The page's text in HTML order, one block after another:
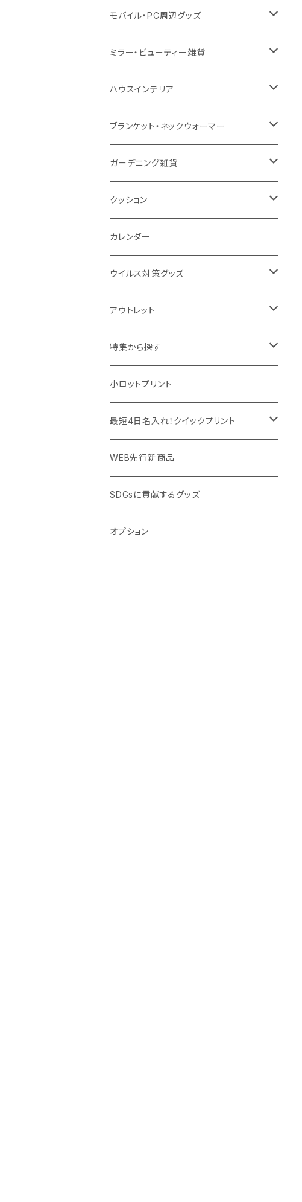
スウェット
保冷
EVA
防水
ナイロン
リネン
バンブータンブラー
コーヒー配合タンブラー
カスタムデザインタンブラー
コーヒー配合
プラスチック
陶器
磁器マグ・湯呑
カスタムデザイン
コースター
ドリンク用品
保存容器
キッチンツール
多機能ペン
ペンケース
メモ
ノート
付箋
トレイ
パットカバー、ブックカバー
IDケース、パスケース、コインケース
デスク周辺
防災セット
ラジオ・スピーカー
ハンディライト
デスクライト
付属ライト
ランタン
非常食
モバイル・PC周辺グッズ
チャージャー
充電器
モバイルスタンド
モバイルリング
アクセサリー・スマホケース
タッチペン
USBケーブル・ハブ
イヤホン・ヘッドフォン
マウスパッド
モバイル周辺グッズ
PC周辺グッズ
ミラー・ビューティー雑貨
折りたたみ式ミラー
スライド式ミラー
ケース付きミラー
手持ちミラー
ビューティー雑貨
ハウスインテリア
ピクチャーボード、ポスター
フォトフレーム、スタンド
キーホルダー
時計
ブランケット・ネックウォーマー
ブランケット
ネックウォーマー
マフラー・ストール
ガーデニング雑貨
F.O.B COOP
クッション
折りたたみクッション
カレンダー
ウイルス対策グッズ
除菌グッズ
パーテーション
マスク・フェイスシールド
測定・測量用品
加湿器・オゾン発生器
ウイルス対策消耗品
ウイルス対策備品
アウトレット
アウトレット
ドリンクフェア
ボトル・タンブラー
ポーチ・巾着
タオル・ブランケット
その他雑貨品
特集から探す
エンタメグッズ・イベント会場物販品
ご当地グッズ・オリジナルお土産品
フルカラー印刷ノベルティ
予算消化・備品におすすめグッズ
展示会・説明会ノベルティ
小ロットプリント
最短4日名入れ！クイックプリント
クイック印刷対応トートバッグ・エコバッグ
クイック印刷対応ポーチ・巾着
クイック印刷対応ボトル
WEB先行新商品
SDGsに貢献するグッズ
オプション